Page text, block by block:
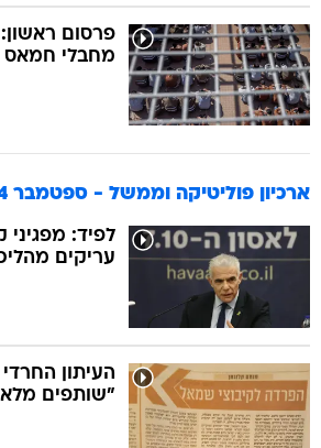
פרסום ראשון:
מחבלי חמאס
ארכיון פוליטיקה וממשל - ספטמבר 2024
לפיד: מפגיני
עריקים
העיתון
"שותפים מלאים ל-7